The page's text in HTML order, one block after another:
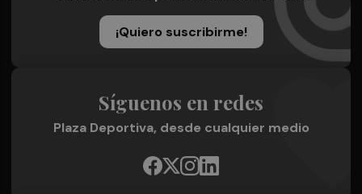
¡Quiero suscribirme!
Síguenos en redes
Plaza Deportiva, desde cualquier medio